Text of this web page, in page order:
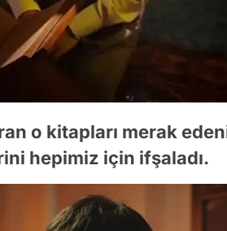
o kitapları merak
hepimiz için ifşaladı.